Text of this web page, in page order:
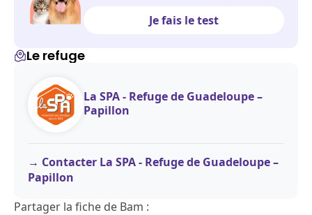
Je fais le test
Le refuge
La SPA - Refuge de Guadeloupe –
Papillon
Contacter La SPA - Refuge de Guadeloupe –
Papillon
Partager la fiche de Bam :